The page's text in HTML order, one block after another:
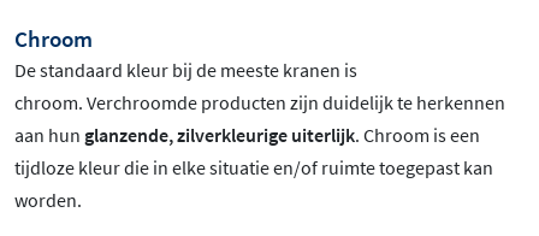
Chroom
De standaard kleur bij de meeste kranen is
chroom. Verchroomde producten zijn duidelijk te herkennen
aan hun glanzende, zilverkleurige uiterlijk. Chroom is een
tijdloze kleur die in elke situatie en/of ruimte toegepast kan
worden.